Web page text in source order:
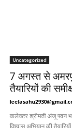
Uncategorized
7 अगस्त से
तैयारियों की
कलेक्टर श्रीमती अंजू पवन
विश्वास अभियान की